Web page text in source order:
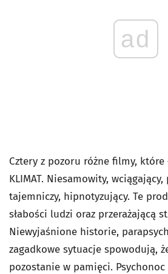
ad
Cztery z pozoru różne filmy, które
KLIMAT. Niesamowity,
tajemniczy, hipnotyzujący. Te
słabości ludzi oraz przerażającą
Niewyjaśnione historie,
zagadkowe sytuacje spowodują,
pozostanie w pamięci.